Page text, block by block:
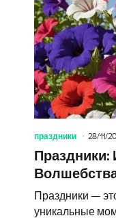
праздники 28/11/
Праздники:
Праздники —
уникальные